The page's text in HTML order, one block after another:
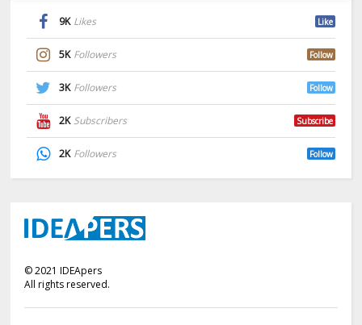
9K Likes Like
5K Followers Follow
3K Followers Follow
2K Subscribers Subscribe
2K Followers Follow
©2021 IDEApers
All rights reserved.